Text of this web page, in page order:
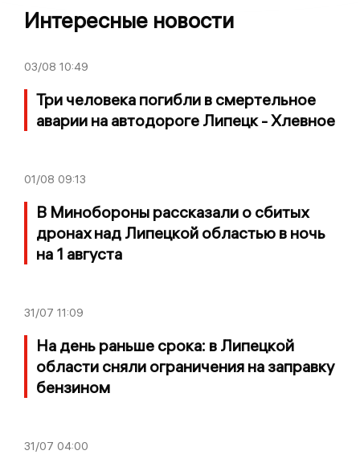
Интересные новости
03/08 10:49
Три человека погибли в смертельное
аварии на автодороге Липецк - Хлевное
01/08 09:13
В Минобороны рассказали о сбитых
дронах над Липецкой областью в ночь
на 1 августа
31/07 11:09
На день раньше срока: в Липецкой
области сняли ограничения на заправку
бензином
31/07 04:00